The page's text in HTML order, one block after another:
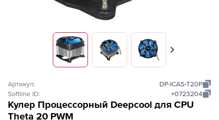
Вперед
Артикул:
DP-ICAS-T20P
Softline ID:
+0723204
Кулер Процессорный Deepcool для CPU
Theta 20 PWM